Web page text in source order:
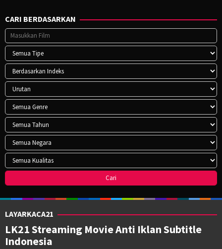
CARI BERDASARKAN
LAYARKACA21
LK21 Streaming Movie Anti Iklan Subtitle
Indonesia